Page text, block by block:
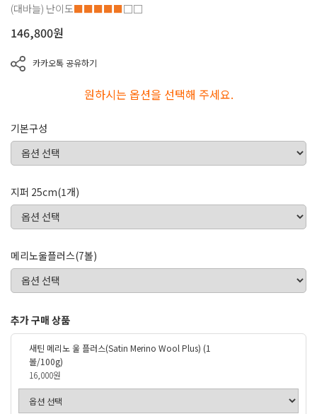
(대바늘) 난이도■■■■■□□
146,800원
카카오톡 공유하기
원하시는 옵션을 선택해 주세요.
기본구성
지퍼 25cm(1개)
메리노울플러스(7볼)
추가 구매 상품
새틴 메리노 울 플러스(Satin Merino Wool Plus) (1
볼/100g)
16,000원